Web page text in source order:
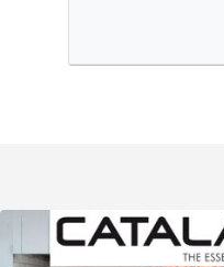
centimeter zijn er
aflegvlak links of
wastafelblad.